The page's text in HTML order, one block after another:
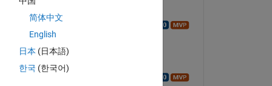
简体中文
English
日本 (日本語)
한국 (한국어)